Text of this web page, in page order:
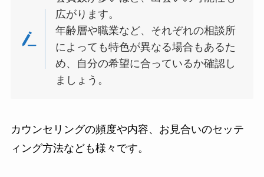
広がります。
年齢層や職業など、それぞれの相談所
によっても特色が異なる場合もあるた
め、自分の希望に合っているか確認し
ましょう。
カウンセリングの頻度や内容、お見合いのセッテ
ィング方法なども様々です。